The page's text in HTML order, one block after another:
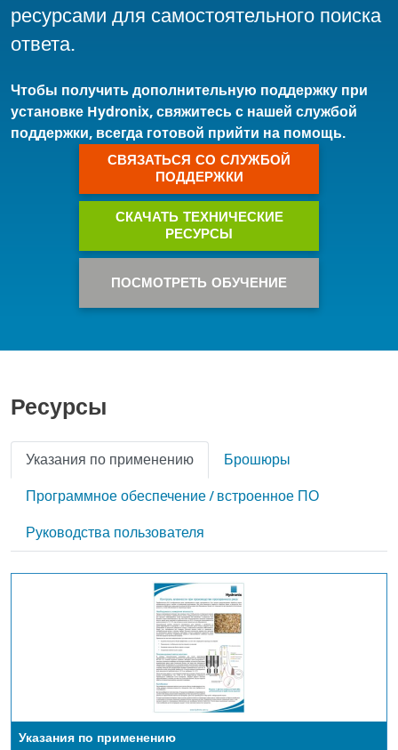
ресурсами для самостоятельного поиска
ответа.
Чтобы получить дополнительную поддержку при
установке Hydronix, свяжитесь с нашей службой
поддержки, всегда готовой прийти на помощь.
СВЯЗАТЬСЯ СО СЛУЖБОЙ
ПОДДЕРЖКИ
СКАЧАТЬ ТЕХНИЧЕСКИЕ
РЕСУРСЫ
ПОСМОТРЕТЬ ОБУЧЕНИЕ
Ресурсы
Указания по применению Брошюры
Программное обеспечение / встроенное ПО
Руководства пользователя
Указания по применению